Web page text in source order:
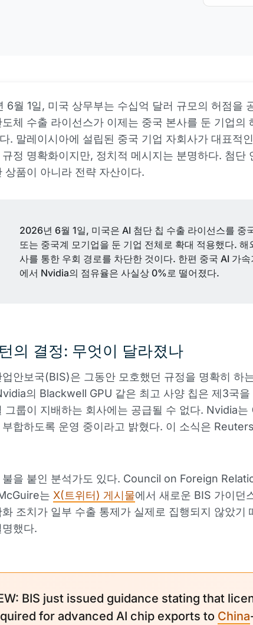
6월 1일, 미국 상무부는 수십억 달러 규모의 허점을
체 수출 라이선스가 이제는 중국 본사를 둔 기업의
. 말레이시아에 설립된 중국 기업 자회사가 대표적
규정 명확화이지만, 정치적 메시지는 분명하다. 첨단
상품이 아니라 전략 자산이다.
2026년 6월 1일, 미국은 AI 첨단 칩 수출 라이선스를 중
또는 중국계 모기업을 둔 기업 전체로 확대 적용했다. 해
사를 통한 우회 경로를 차단한 것이다. 한편 중국 AI 가
에서 Nvidia의 점유율은 사실상 0%로 떨어졌다.
의 결정: 무엇이 달라졌나
업안보국(BIS)은 그동안 모호했던 규정을 명확히 하
의 Blackwell GPU 같은 최고 사양 칩은 제3국을
그룹이 지배하는 회사에는 공급될 수 없다. Nvidia는
부합하도록 운영 중이라고 밝혔다. 이 소식은
불을 붙인 분석가도 있다. Council on Foreign
는 X(트위터) 게시물에서 새로운 BIS 가이던
화 조치가 일부 수출 통제가 실제로 집행되지 않았기
했다.
BIS just issued guidance stating that
for advanced AI chip exports to China